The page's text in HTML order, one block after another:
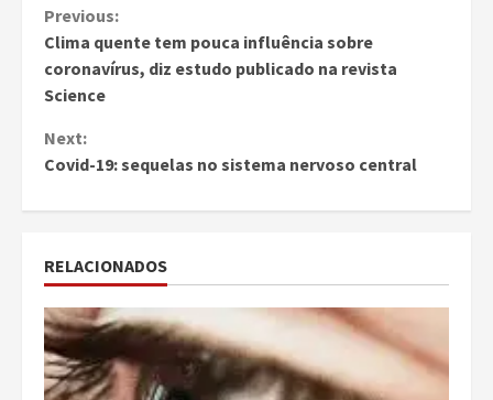
Continue
Reading
Previous:
Clima quente tem pouca influência sobre
coronavírus, diz estudo publicado na revista
Science
Next:
Covid-19: sequelas no sistema nervoso central
RELACIONADOS